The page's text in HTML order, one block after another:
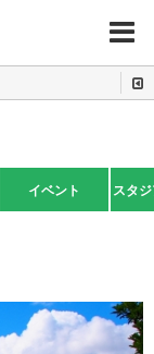
MENU
イベント スタ